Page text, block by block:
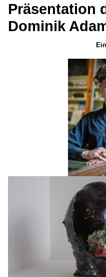
Präsentation
Dominik